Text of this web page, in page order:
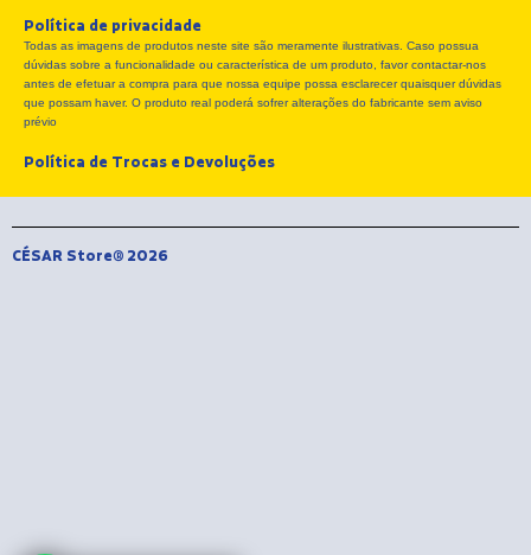
b
o
o
k
i
t
t
e
a
g
r
a
Política de privacidade
Todas as imagens de produtos neste site são meramente ilustrativas. Caso possua
dúvidas sobre a funcionalidade ou característica de um produto, favor contactar-nos
antes de efetuar a compra para que nossa equipe possa esclarecer quaisquer dúvidas
que possam haver. O produto real poderá sofrer alterações do fabricante sem aviso
prévio
Política de Trocas e Devoluções
CÉSAR Store® 2026